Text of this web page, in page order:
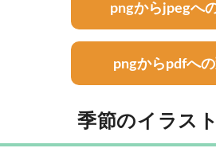
pngからjpegへ
pngからpdfへ
季節のイラス